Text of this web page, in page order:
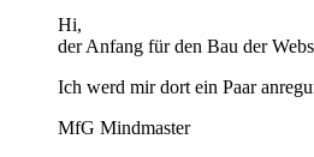
Hi,
der Anfang für den Bau der
Ich werd mir dort ein Paar
MfG Mindmaster